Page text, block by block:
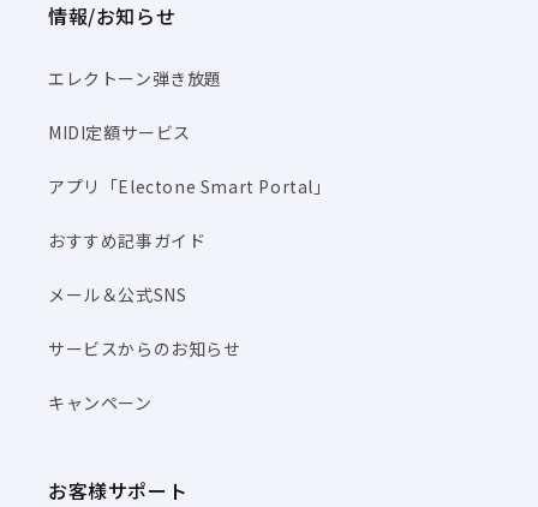
情報/お知らせ
エレクトーン弾き放題
MIDI定額サービス
アプリ「Electone Smart Portal」
おすすめ記事ガイド
メール＆公式SNS
サービスからのお知らせ
キャンペーン
お客様サポート